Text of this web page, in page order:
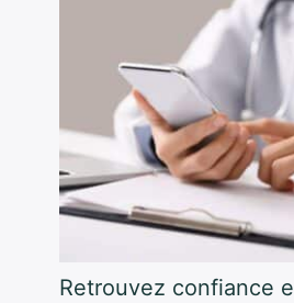
Retrouvez confiance